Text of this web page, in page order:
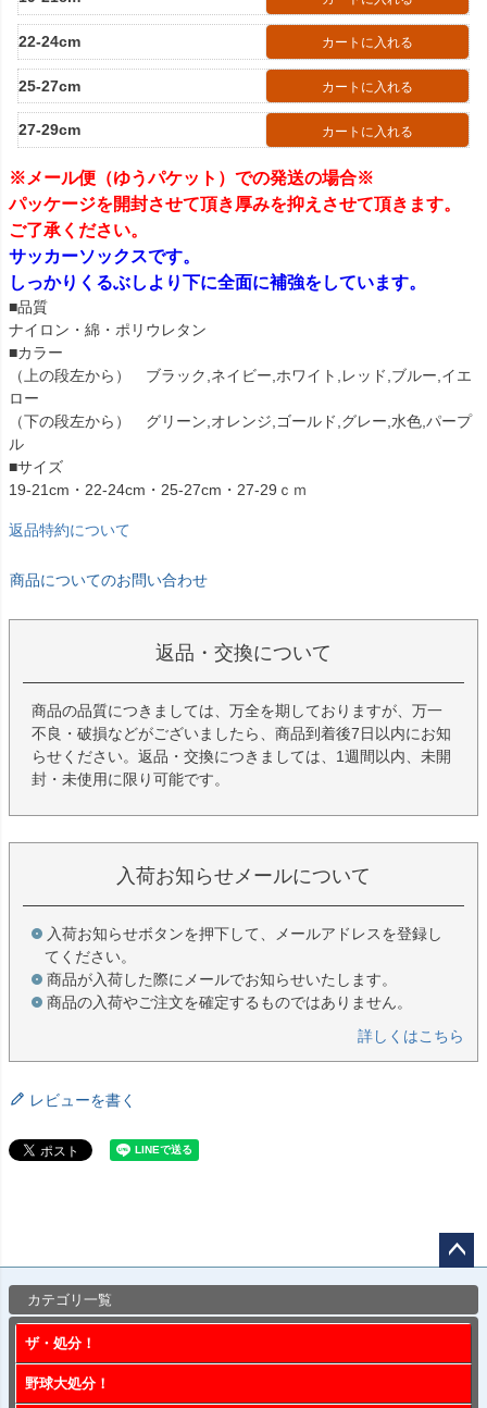
22-24cm カートに入れる
25-27cm カートに入れる
27-29cm カートに入れる
※メール便（ゆうパケット）での発送の場合※
パッケージを開封させて頂き厚みを抑えさせて頂きます。
ご了承ください。
サッカーソックスです。
しっかりくるぶしより下に全面に補強をしています。
■品質
ナイロン・綿・ポリウレタン
■カラー
（上の段左から） ブラック,ネイビー,ホワイト,レッド,ブルー,イエ
ロー
（下の段左から） グリーン,オレンジ,ゴールド,グレー,水色,パープ
ル
■サイズ
19-21cm・22-24cm・25-27cm・27-29ｃｍ
返品特約について
商品についてのお問い合わせ
返品・交換について
商品の品質につきましては、万全を期しておりますが、万一
不良・破損などがございましたら、商品到着後7日以内にお知
らせください。返品・交換につきましては、1週間以内、未開
封・未使用に限り可能です。
入荷お知らせメールについて
入荷お知らせボタンを押下して、メールアドレスを登録し
てください。
商品が入荷した際にメールでお知らせいたします。
商品の入荷やご注文を確定するものではありません。
詳しくはこちら
レビューを書く
カテゴリ一覧
ザ・処分！
野球大処分！
ップ